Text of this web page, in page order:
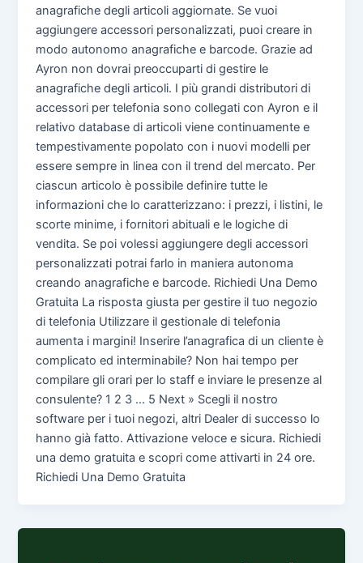
anagrafiche degli articoli aggiornate. Se vuoi
aggiungere accessori personalizzati, puoi creare in
modo autonomo anagrafiche e barcode. Grazie ad
Ayron non dovrai preoccuparti di gestire le
anagrafiche degli articoli. I più grandi distributori di
accessori per telefonia sono collegati con Ayron e il
relativo database di articoli viene continuamente e
tempestivamente popolato con i nuovi modelli per
essere sempre in linea con il trend del mercato. Per
ciascun articolo è possibile definire tutte le
informazioni che lo caratterizzano: i prezzi, i listini, le
scorte minime, i fornitori abituali e le logiche di
vendita. Se poi volessi aggiungere degli accessori
personalizzati potrai farlo in maniera autonoma
creando anagrafiche e barcode. Richiedi Una Demo
Gratuita La risposta giusta per gestire il tuo negozio
di telefonia Utilizzare il gestionale di telefonia
aumenta i margini! Inserire l’anagrafica di un cliente è
complicato ed interminabile? Non hai tempo per
compilare gli orari per lo staff e inviare le presenze al
consulente? 1 2 3 … 5 Next » Scegli il nostro
software per i tuoi negozi, altri Dealer di successo lo
hanno già fatto. Attivazione veloce e sicura. Richiedi
una demo gratuita e scopri come attivarti in 24 ore.
Richiedi Una Demo Gratuita